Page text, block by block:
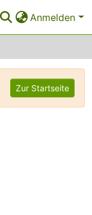
Anmelden
Zur Startseite